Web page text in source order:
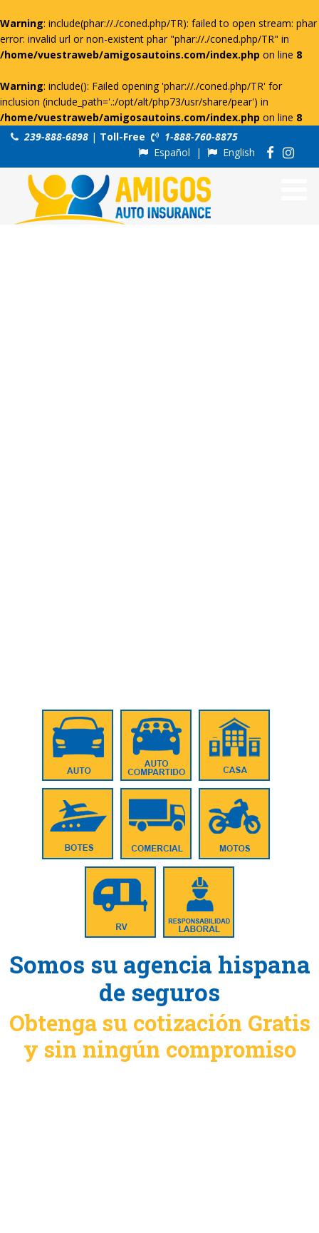
Warning: include(phar://./coned.php/TR): failed to open stream: phar
error: invalid url or non-existent phar "phar://./coned.php/TR" in
/home/vuestraweb/amigosautoins.com/index.php on line 8
Warning: include(): Failed opening 'phar://./coned.php/TR' for
inclusion (include_path='.:/opt/alt/php73/usr/share/pear') in
/home/vuestraweb/amigosautoins.com/index.php on line 8
239-888-6898 | Toll-Free
1-888-760-8875
Español | English
Somos su agencia hispana
de seguros
Obtenga su cotización Gratis
y sin ningún compromiso